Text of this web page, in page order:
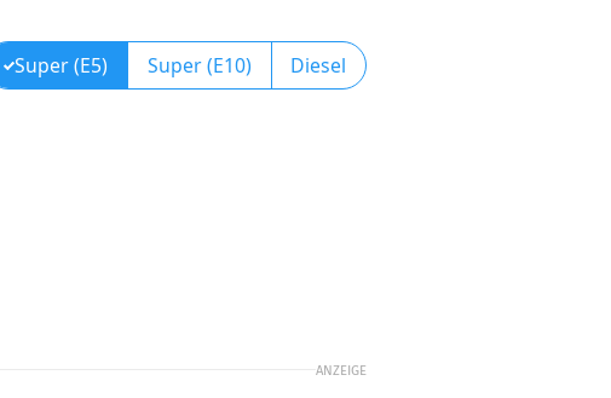
Super (E5) Super (E10) Diesel
ANZEIGE